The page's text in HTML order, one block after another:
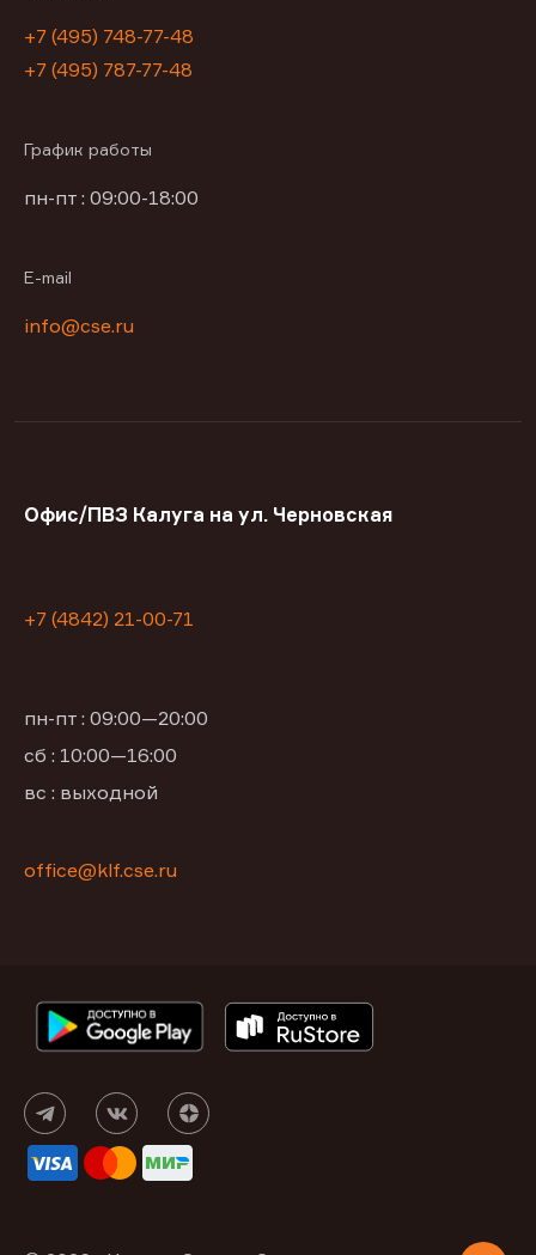
+7 (495) 748-77-48
+7 (495) 787-77-48
График работы
пн-пт : 09:00-18:00
E-mail
info@cse.ru
Офис/ПВЗ Калуга на ул. Черновская
+7 (4842) 21-00-71
пн-пт : 09:00—20:00
сб : 10:00—16:00
вс : выходной
office@klf.cse.ru